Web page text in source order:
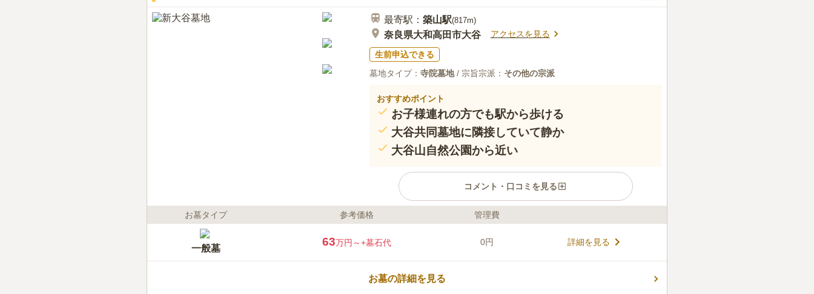
最寄駅： 築山駅(817m)
奈良県大和高田市大谷 アクセスを見る
生前申込できる
墓地タイプ： 寺院墓地/ 宗旨宗派： その他の宗派
おすすめポイント
お子様連れの方でも駅から歩ける
大谷共同墓地に隣接していて静か
大谷山自然公園から近い
コメント・口コミを見る
ライフドット編集部のコメント
れているので、あたたかな陽射しが心地良い空間です。 年間管
理料は1区画につき3,000円で、2年分の料金をあらかじめ納める
ことで利用できます。 駐車場が設けられていて、入り口には墓
地名が書かれた看板があるため迷うことがなく安心です。 「築
お墓タイプ 参考価格 管理費
一般墓
63万円～+墓石代 0円 詳細を見る
お墓の詳細を見る